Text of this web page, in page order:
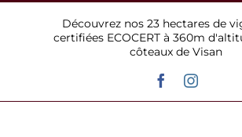
Découvrez nos 23 hectares de
certifiées ECOCERT à 360m
côteaux de Visan
Facebook